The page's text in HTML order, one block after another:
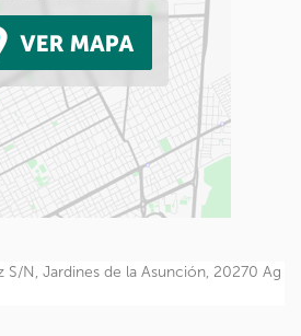
S/N, Jardines de la Asunción, 20270 Ag